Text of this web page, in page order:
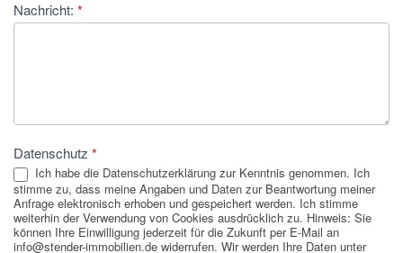
Nachricht: *
Datenschutz *
Ich habe die Datenschutzerklärung zur Kenntnis genommen. Ich
stimme zu, dass meine Angaben und Daten zur Beantwortung meiner
Anfrage elektronisch erhoben und gespeichert werden. Ich stimme
weiterhin der Verwendung von Cookies ausdrücklich zu. Hinweis: Sie
können Ihre Einwilligung jederzeit für die Zukunft per E-Mail an
info@stender-immobilien.de widerrufen. Wir werden Ihre Daten unter